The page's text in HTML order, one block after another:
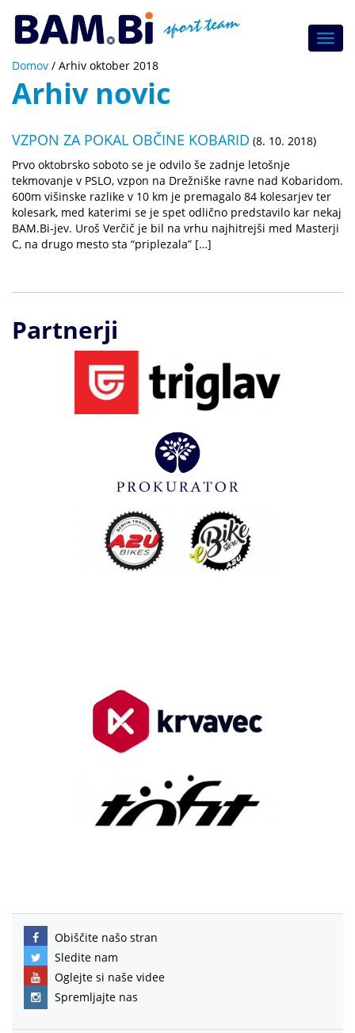
Domov / Arhiv oktober 2018
Arhiv novic
VZPON ZA POKAL OBČINE KOBARID (8. 10. 2018)
Prvo oktobrsko soboto se je odvilo še zadnje letošnje
tekmovanje v PSLO, vzpon na Drežniške ravne nad Kobaridom.
600m višinske razlike v 10 km je premagalo 84 kolesarjev ter
kolesark, med katerimi se je spet odlično predstavilo kar nekaj
BAM.Bi-jev. Uroš Verčič je bil na vrhu najhitrejši med Masterji
C, na drugo mesto sta “priplezala” […]
Partnerji
Obiščite našo stran
Sledite nam
Oglejte si naše videe
Spremljajte nas